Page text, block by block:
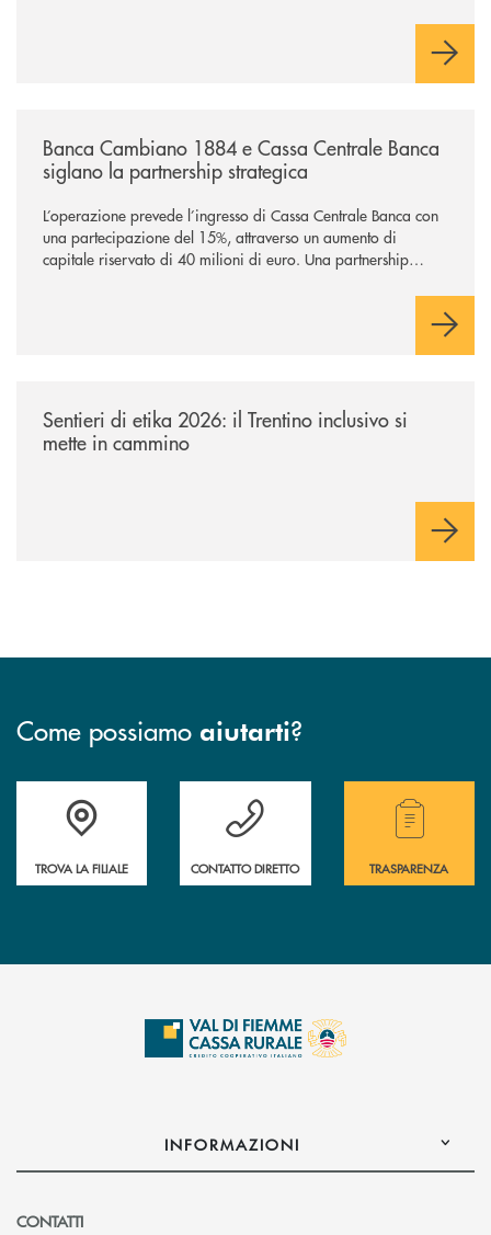
Il Gruppo, sotto la guida dell’Amministratore Delegato, e con
Banca Cambiano 1884 e Cassa Centrale Banca
siglano la partnership strategica
L’operazione prevede l’ingresso di Cassa Centrale Banca con
una partecipazione del 15%, attraverso un aumento di
capitale riservato di 40 milioni di euro. Una partnership
comuni e sulla prossimità ai territori, per ampliare l’offerta e
Sentieri di etika 2026: il Trentino inclusivo si
mette in cammino
Come possiamo aiutarti?
Accedi all' elenco completo delle filiali della Cassa Rurale.
TROVA LA FILIALE
Hai bisogno di assistenza immediata?
CONTATTO DIRETTO
Hai bisogno di
TRASPARENZA
INFORMAZIONI
CONTATTI